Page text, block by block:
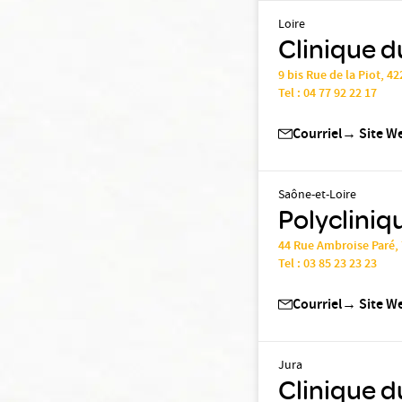
Loire
Clinique
9 bis Rue de la Piot,
Tel :04 77 92 22 17
Courriel→ Site
Saône-et-Loire
44 Rue Ambroise
Tel :03 85 23 23 23
Courriel→ Site
Jura
Clinique